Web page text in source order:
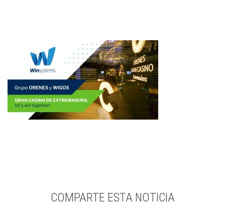
COMPARTE ESTA NOTICIA